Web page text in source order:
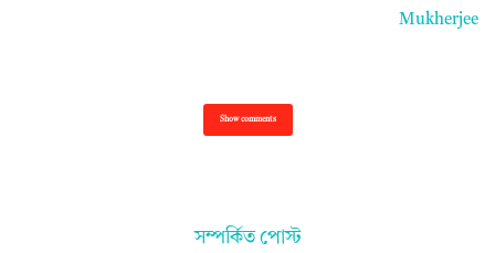
Mukherjee
Show comments
সম্পর্কিত পোস্ট